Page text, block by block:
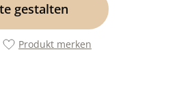
gestalten
Produkt merken